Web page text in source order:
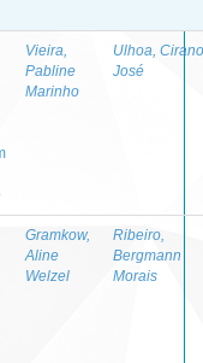
Vieira,
Pabline
Marinho
Ulhoa, Cirano
José
Gramkow,
Aline
Welzel
Ribeiro,
Bergmann
Morais